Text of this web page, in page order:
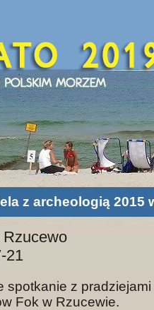
z archeologią 2015
21
spotkanie z
Fok w Rzucewie.